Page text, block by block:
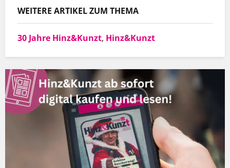
WEITERE ARTIKEL ZUM THEMA
30 Jahre Hinz&Kunzt, Hinz&Kunzt